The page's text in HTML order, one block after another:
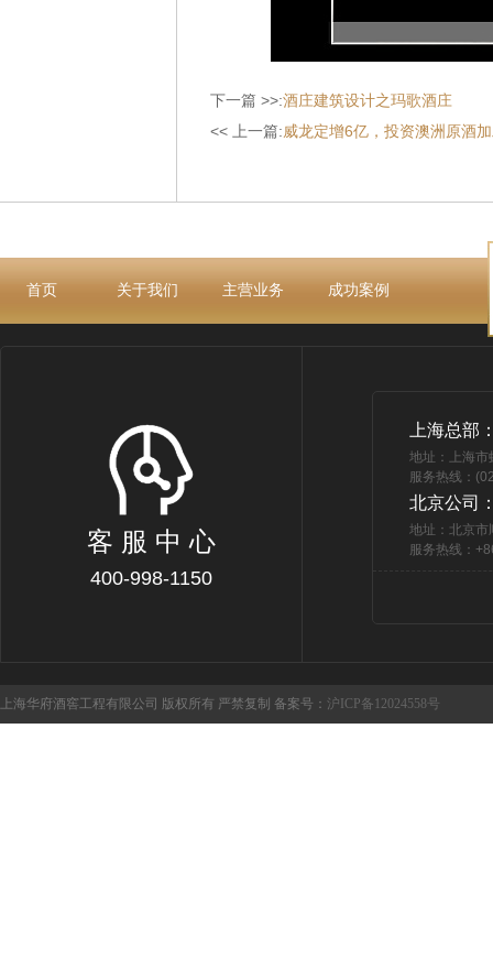
下一篇 >>:酒庄建筑设计之玛歌酒庄
<< 上一篇:威龙定增6亿，投资澳洲原酒
首页 关于我们 主营业务 成功案例
客 服 中 心
400-998-1150
上海总部
地址：上海
服务热线：
北京公司
地址：北京市
服务热线：
上海华府酒窖工程有限公司 版权所有 严禁复制 备案号： 沪ICP备12024558号